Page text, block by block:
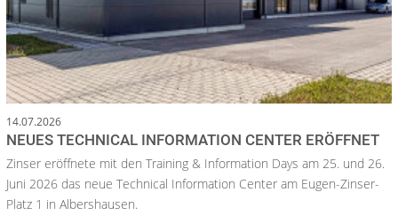
14.07.2026
NEUES TECHNICAL INFORMATION CENTER ERÖFFNET
Zinser eröffnete mit den Training & Information Days am 25. und 26.
Juni 2026 das neue Technical Information Center am Eugen-Zinser-
Platz 1 in Albershausen.